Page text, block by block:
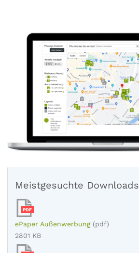
Meistgesuchte Downloads
PDF
ePaper Außenwerbung (pdf)
2801 KB